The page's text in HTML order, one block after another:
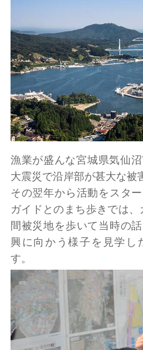
漁業が盛んな宮城県気仙
大震災で沿岸部が甚大な被
その翌年から活動をスタ
ガイドとのまち歩きでは
間被災地を歩いて当時の
興に向かう様子を見学し
す。